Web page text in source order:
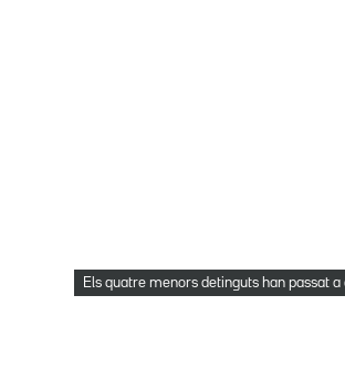
Els quatre menors detinguts han passat